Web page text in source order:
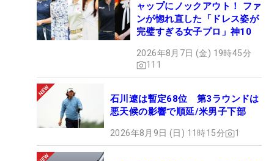
ャップにノックアウト！ ファ
ンが惚れ直した「ドレス姿が
完璧すぎる女子プロ」神10
2026年8月7日 (金) 19時45分
111
石川遼は暫定68位 第3ラウンドは
悪天候の影響で順延/米男子下部
2026年8月9日 (日) 11時15分 1